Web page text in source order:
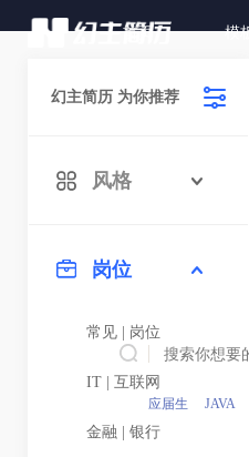
首页 模
超
上千种风格可选，
应届生 JAVA
幻主简历 为你推荐
风格
岗位
常见 | 岗位
IT | 互联网
金融 | 银行